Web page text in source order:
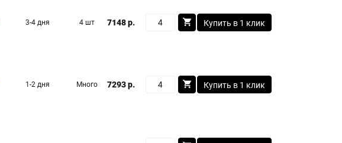
3-4 дня 4 шт 7148 р. Купить в 1 клик
1-2 дня Много 7293 р. Купить в 1 клик